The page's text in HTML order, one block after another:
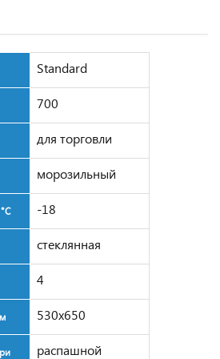
Standard
700
для торговли
морозильный
-18
стеклянная
4
530x650
распашной